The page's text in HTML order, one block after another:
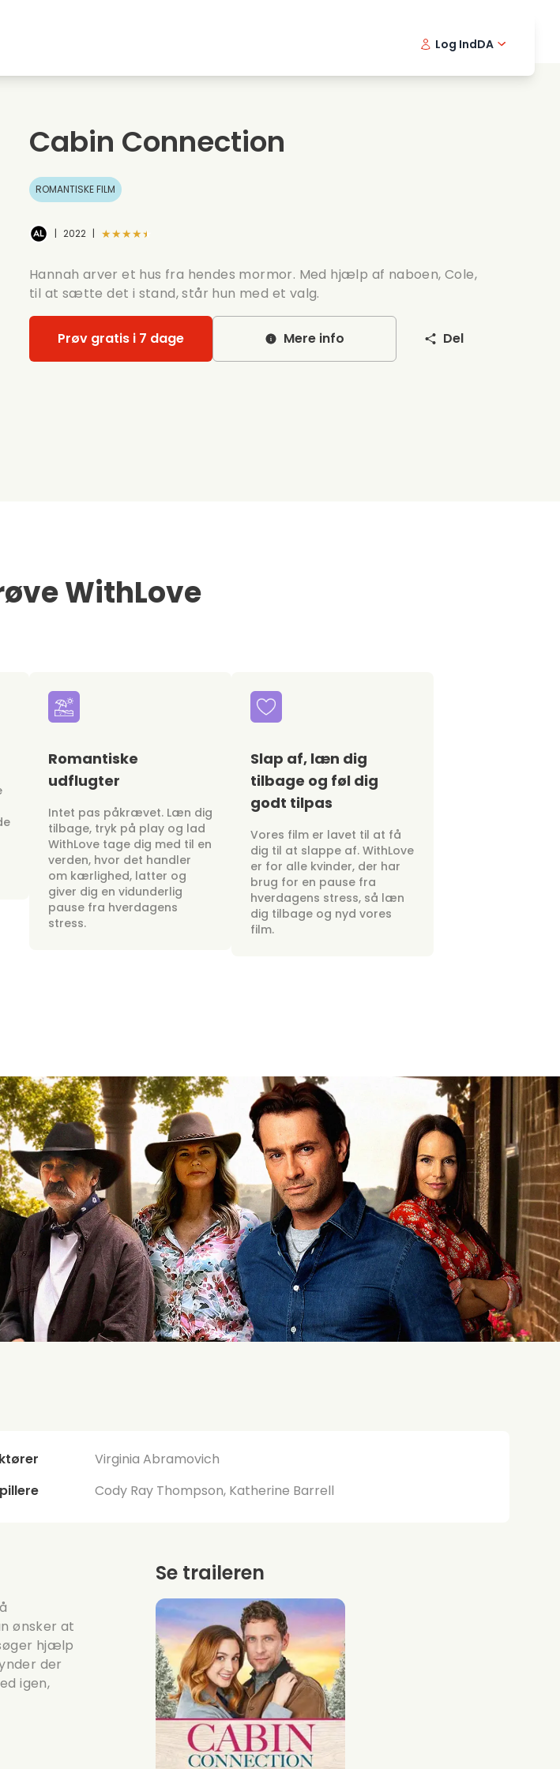
Date film
Romantiske serier
Log IndDA
Cabin Connection
ROMANTISKE FILM
| 2022 | ★★★★★
Hannah arver et hus fra hendes mormor. Med hjælp af naboen, Cole,
til at sætte det i stand, står hun med et valg.
Prøv gratis i 7 dage Mere info Del
WithLove
Romantiske
udflugter
Intet pas påkrævet. Læn dig
tilbage, tryk på play og lad
WithLove tage dig med til en
verden, hvor det handler
om kærlighed, latter og
giver dig en vidunderlig
pause fra hverdagens
stress.
Slap af, læn dig
tilbage og føl dig
godt tilpas
Vores film er lavet til at få
dig til at slappe af. WithLove
er for alle kvinder, der har
brug for en pause fra
hverdagens stress, så læn
dig tilbage og nyd vores
film.
Virginia Abramovich
Cody Ray Thompson, Katherine Barrell
ønsker at
hjælp
der
igen,
Se traileren